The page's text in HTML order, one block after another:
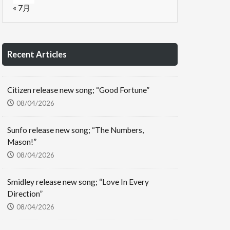
« 7月
Recent Articles
Citizen release new song; “Good Fortune”
08/04/2026
Sunfo release new song; “The Numbers,
Mason!”
08/04/2026
Smidley release new song; “Love In Every
Direction”
08/04/2026